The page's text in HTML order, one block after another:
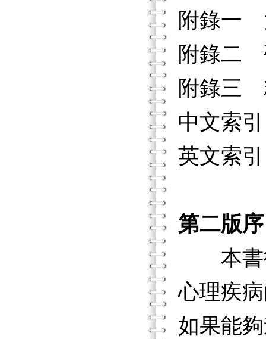
附錄一
附錄二
附錄三
中文索引
英文索引
第二版序
本書從
心理疾
如果能